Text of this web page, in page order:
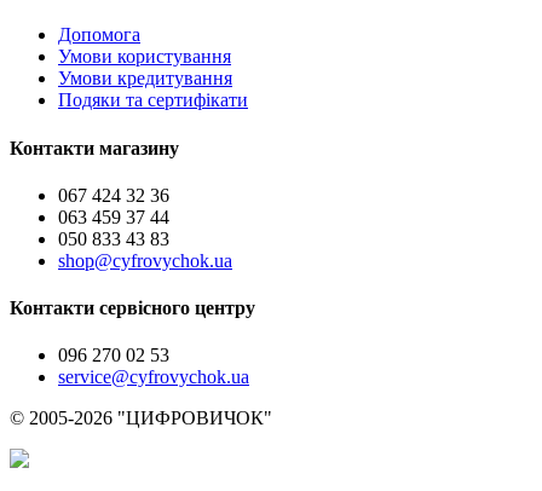
Допомога
Умови користування
Умови кредитування
Подяки та сертифікати
Контакти магазину
067 424 32 36
063 459 37 44
050 833 43 83
shop@cyfrovychok.ua
Контакти сервісного центру
096 270 02 53
service@cyfrovychok.ua
© 2005-2026 "ЦИФРОВИЧОК"